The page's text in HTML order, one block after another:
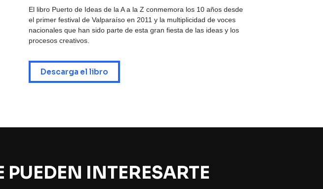
El libro Puerto de Ideas de la A a la Z conmemora los 10 años desde
el primer festival de Valparaíso en 2011 y la multiplicidad de voces
nacionales que han sido parte de esta gran fiesta de las ideas y los
procesos creativos.
Descarga el libro
INTERESARTE